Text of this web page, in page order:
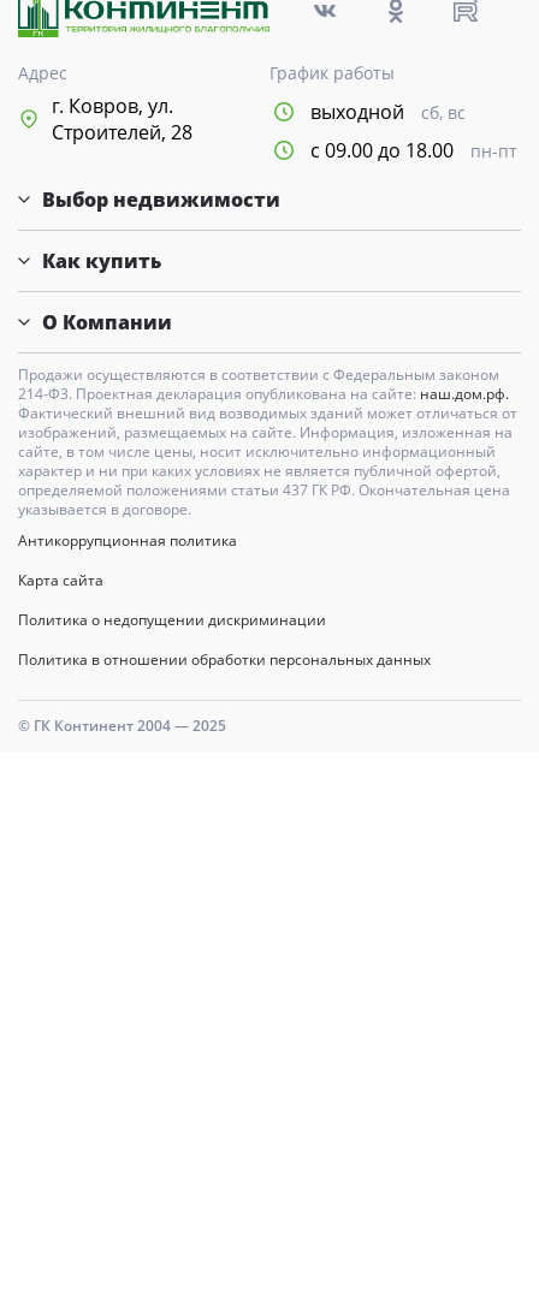
Адрес
г. Ковров, ул.
Строителей, 28
График работы
выходной сб, вс
с 09.00 до 18.00 пн-пт
Выбор недвижимости
Как купить
О Компании
Продажи осуществляются в соответствии с Федеральным законом
214-Ф3. Проектная декларация опубликована на сайте: наш.дом.рф.
Фактический внешний вид возводимых зданий может отличаться от
изображений, размещаемых на сайте. Информация, изложенная на
сайте, в том числе цены, носит исключительно информационный
характер и ни при каких условиях не является публичной офертой,
определяемой положениями статьи 437 ГК РФ. Окончательная цена
указывается в договоре.
Антикоррупционная политика
Карта сайта
Политика о недопущении дискриминации
Политика в отношении обработки персональных данных
© ГК Континент 2004 — 2025